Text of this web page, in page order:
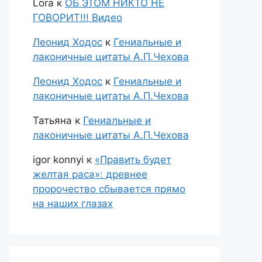
Lora к ОБ ЭТОМ НИКТО НЕ
ГОВОРИТ!!! Видео
Леонид Ходос к Гениальные и
лаконичные цитаты А.П.Чехова
Леонид Ходос к Гениальные и
лаконичные цитаты А.П.Чехова
Татьяна к Гениальные и
лаконичные цитаты А.П.Чехова
igor konnyi к «Править будет
желтая раса»: древнее
пророчество сбывается прямо
на наших глазах